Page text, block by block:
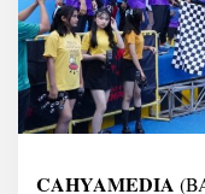
p
a
s
R
i
b
u
n
CAHYAMEDIA